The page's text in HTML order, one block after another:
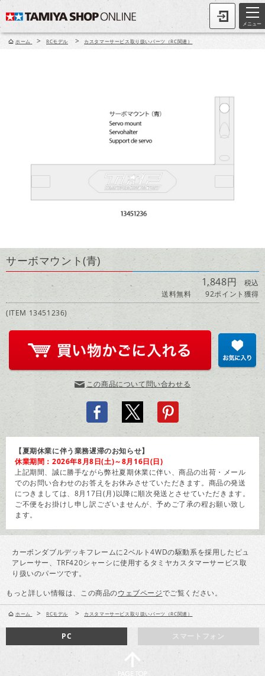
メニュー
ホーム > RCモデル > カスタマーサービス取り扱いパーツ（RC関連）
サーボマウント(青)
1,848円 税込
送料無料
92ポイント獲得
(ITEM 13451236)
この商品について問い合わせる
【夏期休業に伴う業務遅滞のお知らせ】
休業期間：2026年8月8日(土)～8月16日(日)
上記期間、誠に勝手ながら弊社夏期休業に伴い、商品の出荷・メール
でのお問い合わせのお答えをお休みさせていただきます。商品の発送
につきましては、8月17日(月)以降に順次発送とさせていただきます。
ご不便をお掛けし申し訳ございませんが、予めご了承の程お願い致し
ます。
カーボンダブルデッキフレームに2ベルト4WDの駆動系を採用したピュ
アレーサー、TRF420シャーシに使用するタミヤカスタマーサービス取
り扱いのパーツです。
もっと詳しい情報は、この商品のウェブページでご覧ください。
ホーム > RCモデル > カスタマーサービス取り扱いパーツ（RC関連）
スマートフォン
PC